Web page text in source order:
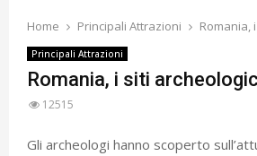
Home Principali Attrazioni Romania,
Principali Attrazioni
Romania, i siti
12515
Gli archeologi hanno scoperto